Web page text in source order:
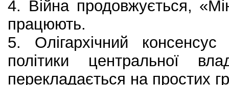
4. Війна продовжується,
працюють.
5. Олігархічний
політики центральної
перекладається на простих